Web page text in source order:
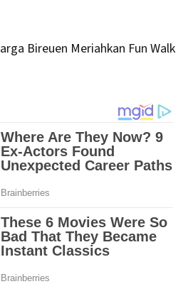
Bireuen Meriahkan Fun Walk